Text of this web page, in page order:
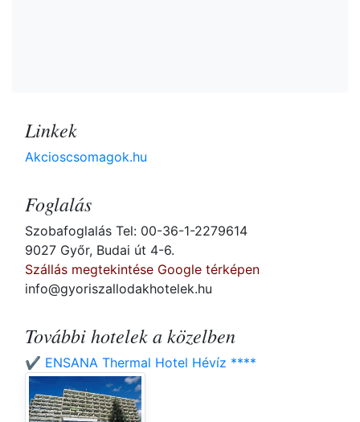
Linkek
Akcioscsomagok.hu
Foglalás
Szobafoglalás Tel: 00-36-1-2279614
9027 Győr, Budai út 4-6.
Szállás megtekintése Google térképen
info@gyoriszallodakhotelek.hu
További hotelek a közelben
✔️ ENSANA Thermal Hotel Hévíz ****